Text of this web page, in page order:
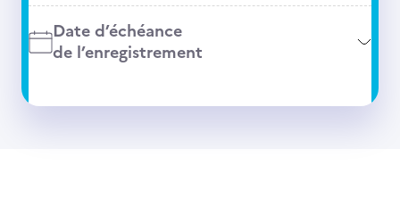
Date d’échéance
de l’enregistrement